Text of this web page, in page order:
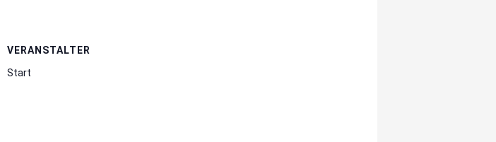
VERANSTALTER
Start